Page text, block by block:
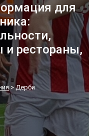
для
рестораны,
>Дерби